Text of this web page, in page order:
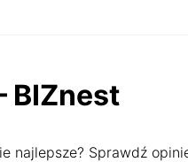
BIZnest
najlepsze? Sprawdź